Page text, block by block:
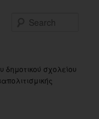
δημοτικού σχολείου